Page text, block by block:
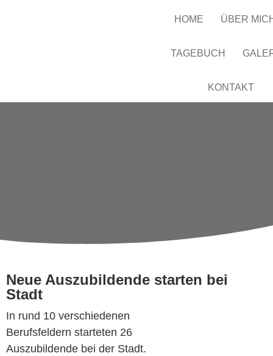
HOME ÜBER
TAGEBUCH
KONTAKT
Neue Auszubildende starten bei
Stadt
In rund 10 verschiedenen
Berufsfeldern starteten 26
Auszubildende bei der Stadt.